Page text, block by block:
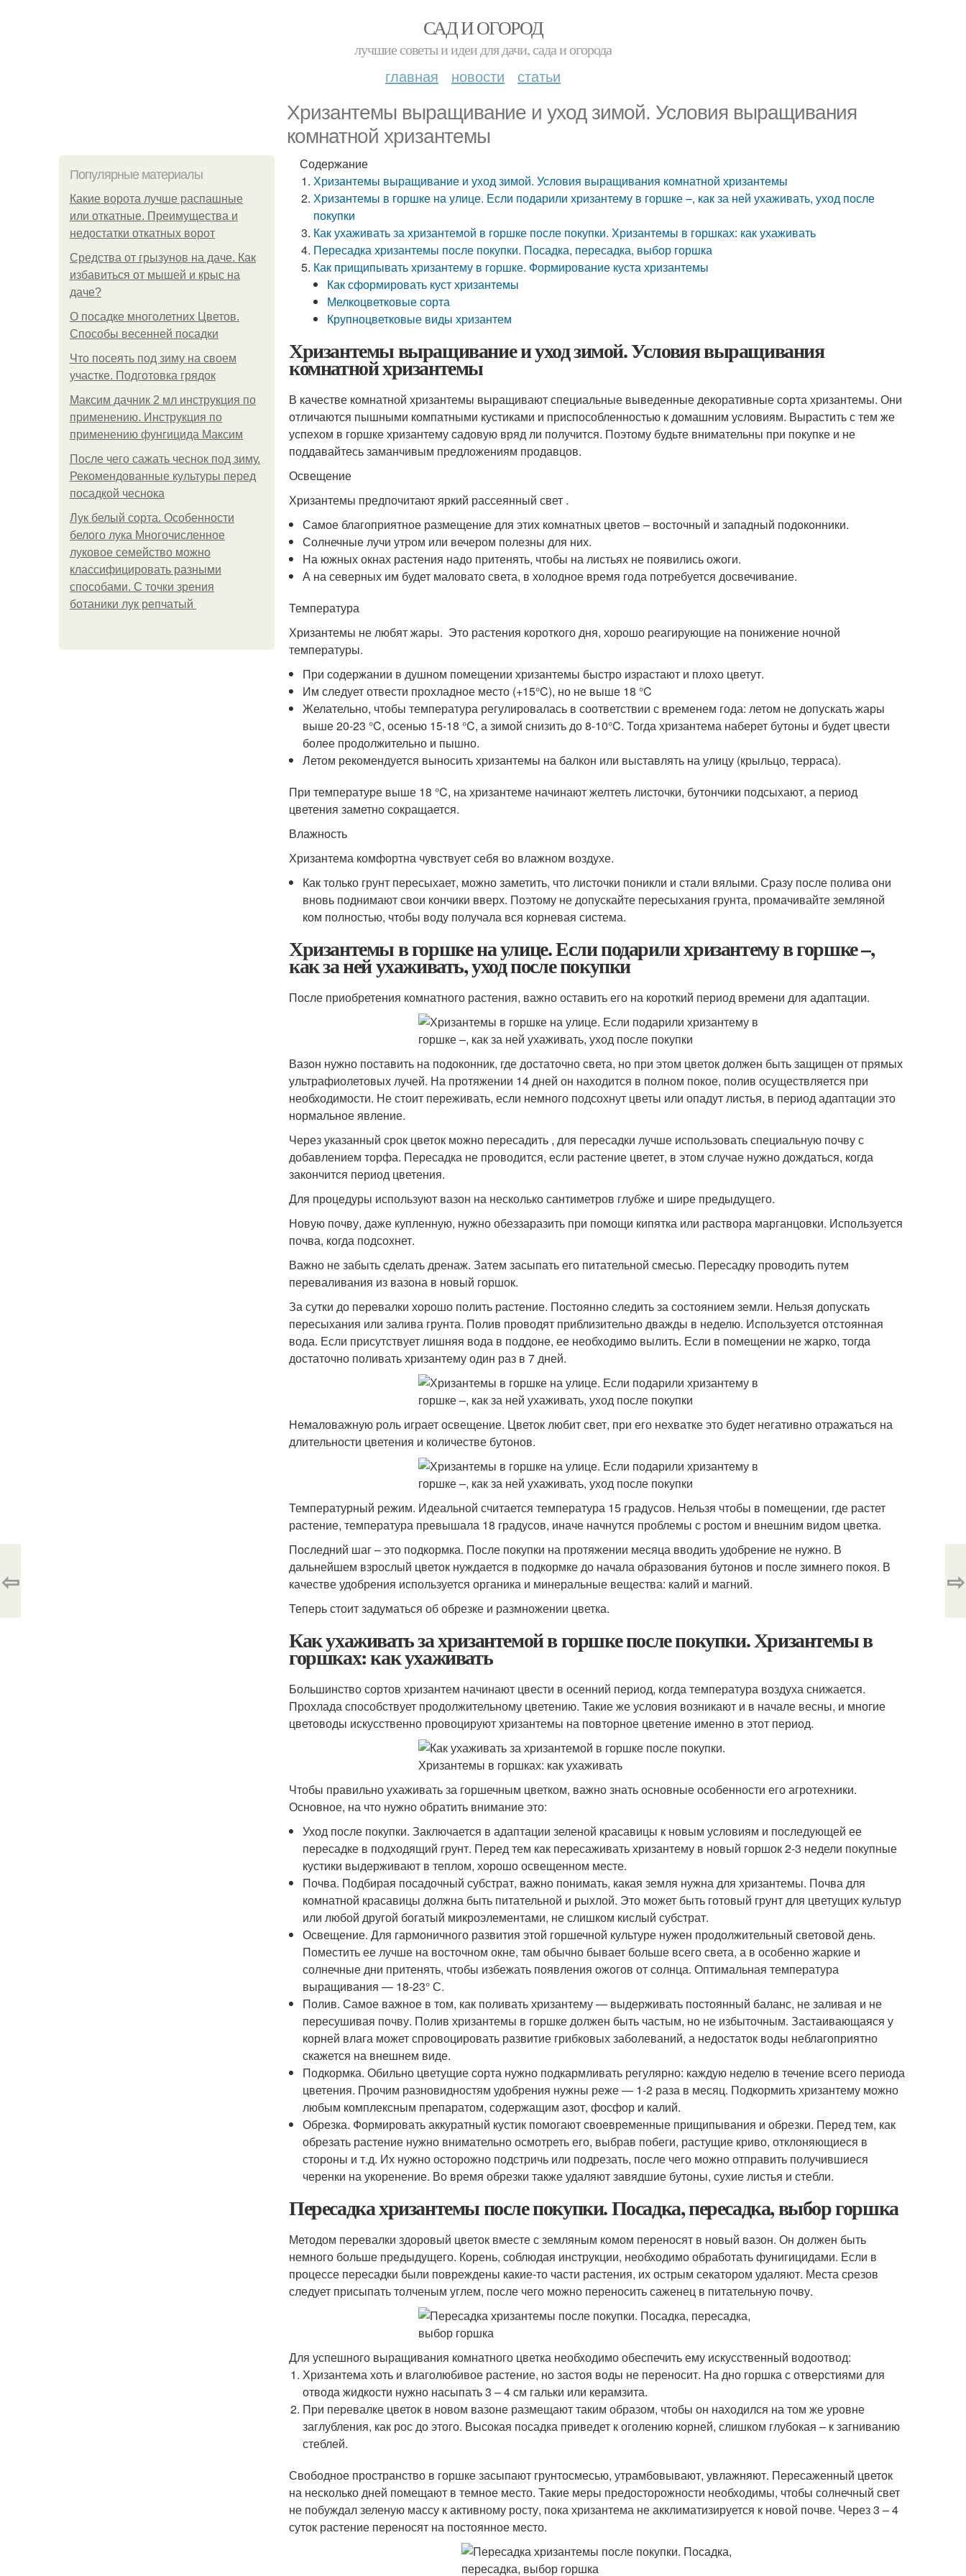
САД И ОГОРОД
лучшие советы и идеи для дачи, сада и огорода
главная новости статьи
Хризантемы выращивание и уход зимой. Условия выращивания
комнатной хризантемы
Популярные материалы
Какие ворота лучше распашные
или откатные. Преимущества и
недостатки откатных ворот
Средства от грызунов на даче. Как
избавиться от мышей и крыс на
даче?
О посадке многолетних Цветов.
Способы весенней посадки
Что посеять под зиму на своем
участке. Подготовка грядок
Максим дачник 2 мл инструкция по
применению. Инструкция по
применению фунгицида Максим
После чего сажать чеснок под зиму.
Рекомендованные культуры перед
посадкой чеснока
Лук белый сорта. Особенности
белого лука Многочисленное
луковое семейство можно
классифицировать разными
способами. С точки зрения
ботаники лук репчатый
Содержание
Хризантемы выращивание и уход зимой. Условия выращивания комнатной хризантемы
Хризантемы в горшке на улице. Если подарили хризантему в горшке –, как за ней ухаживать, уход после
покупки
Как ухаживать за хризантемой в горшке после покупки. Хризантемы в горшках: как ухаживать
Пересадка хризантемы после покупки. Посадка, пересадка, выбор горшка
Как прищипывать хризантему в горшке. Формирование куста хризантемы
Как сформировать куст хризантемы
Мелкоцветковые сорта
Крупноцветковые виды хризантем
Хризантемы выращивание и уход зимой. Условия выращивания
комнатной хризантемы
В качестве комнатной хризантемы выращивают специальные выведенные декоративные сорта хризантемы. Они
отличаются пышными компатными кустиками и приспособленностью к домашним условиям. Вырастить с тем же
успехом в горшке хризантему садовую вряд ли получится. Поэтому будьте внимательны при покупке и не
поддавайтесь заманчивым предложениям продавцов.
Освещение
Хризантемы предпочитают яркий рассеянный свет .
Самое благоприятное размещение для этих комнатных цветов – восточный и западный подоконники.
Солнечные лучи утром или вечером полезны для них.
На южных окнах растения надо притенять, чтобы на листьях не появились ожоги.
А на северных им будет маловато света, в холодное время года потребуется досвечивание.
Температура
Хризантемы не любят жары. Это растения короткого дня, хорошо реагирующие на понижение ночной
температуры.
При содержании в душном помещении хризантемы быстро израстают и плохо цветут.
Им следует отвести прохладное место (+15°C), но не выше 18 °C
Желательно, чтобы температура регулировалась в соответствии с временем года: летом не допускать жары
выше 20-23 °C, осенью 15-18 °C, а зимой снизить до 8-10°C. Тогда хризантема наберет бутоны и будет цвести
более продолжительно и пышно.
Летом рекомендуется выносить хризантемы на балкон или выставлять на улицу (крыльцо, терраса).
При температуре выше 18 °C, на хризантеме начинают желтеть листочки, бутончики подсыхают, а период
цветения заметно сокращается.
Влажность
Хризантема комфортна чувствует себя во влажном воздухе.
Как только грунт пересыхает, можно заметить, что листочки поникли и стали вялыми. Сразу после полива они
вновь поднимают свои кончики вверх. Поэтому не допускайте пересыхания грунта, промачивайте земляной
ком полностью, чтобы воду получала вся корневая система.
Хризантемы в горшке на улице. Если подарили хризантему в горшке –,
как за ней ухаживать, уход после покупки
После приобретения комнатного растения, важно оставить его на короткий период времени для адаптации.
Вазон нужно поставить на подоконник, где достаточно света, но при этом цветок должен быть защищен от прямых
ультрафиолетовых лучей. На протяжении 14 дней он находится в полном покое, полив осуществляется при
необходимости. Не стоит переживать, если немного подсохнут цветы или опадут листья, в период адаптации это
нормальное явление.
Через указанный срок цветок можно пересадить , для пересадки лучше использовать специальную почву с
добавлением торфа. Пересадка не проводится, если растение цветет, в этом случае нужно дождаться, когда
закончится период цветения.
Для процедуры используют вазон на несколько сантиметров глубже и шире предыдущего.
Новую почву, даже купленную, нужно обеззаразить при помощи кипятка или раствора марганцовки. Используется
почва, когда подсохнет.
Важно не забыть сделать дренаж. Затем засыпать его питательной смесью. Пересадку проводить путем
переваливания из вазона в новый горшок.
За сутки до перевалки хорошо полить растение. Постоянно следить за состоянием земли. Нельзя допускать
пересыхания или залива грунта. Полив проводят приблизительно дважды в неделю. Используется отстоянная
вода. Если присутствует лишняя вода в поддоне, ее необходимо вылить. Если в помещении не жарко, тогда
достаточно поливать хризантему один раз в 7 дней.
Немаловажную роль играет освещение. Цветок любит свет, при его нехватке это будет негативно отражаться на
длительности цветения и количестве бутонов.
Температурный режим. Идеальной считается температура 15 градусов. Нельзя чтобы в помещении, где растет
растение, температура превышала 18 градусов, иначе начнутся проблемы с ростом и внешним видом цветка.
Последний шаг – это подкормка. После покупки на протяжении месяца вводить удобрение не нужно. В
дальнейшем взрослый цветок нуждается в подкормке до начала образования бутонов и после зимнего покоя. В
качестве удобрения используется органика и минеральные вещества: калий и магний.
Теперь стоит задуматься об обрезке и размножении цветка.
Как ухаживать за хризантемой в горшке после покупки. Хризантемы в
горшках: как ухаживать
Большинство сортов хризантем начинают цвести в осенний период, когда температура воздуха снижается.
Прохлада способствует продолжительному цветению. Такие же условия возникают и в начале весны, и многие
цветоводы искусственно провоцируют хризантемы на повторное цветение именно в этот период.
Чтобы правильно ухаживать за горшечным цветком, важно знать основные особенности его агротехники.
Основное, на что нужно обратить внимание это:
Уход после покупки. Заключается в адаптации зеленой красавицы к новым условиям и последующей ее
пересадке в подходящий грунт. Перед тем как пересаживать хризантему в новый горшок 2-3 недели покупные
кустики выдерживают в теплом, хорошо освещенном месте.
Почва. Подбирая посадочный субстрат, важно понимать, какая земля нужна для хризантемы. Почва для
комнатной красавицы должна быть питательной и рыхлой. Это может быть готовый грунт для цветущих культур
или любой другой богатый микроэлементами, не слишком кислый субстрат.
Освещение. Для гармоничного развития этой горшечной культуре нужен продолжительный световой день.
Поместить ее лучше на восточном окне, там обычно бывает больше всего света, а в особенно жаркие и
солнечные дни притенять, чтобы избежать появления ожогов от солнца. Оптимальная температура
выращивания ― 18-23° С.
Полив. Самое важное в том, как поливать хризантему ― выдерживать постоянный баланс, не заливая и не
пересушивая почву. Полив хризантемы в горшке должен быть частым, но не избыточным. Застаивающаяся у
корней влага может спровоцировать развитие грибковых заболеваний, а недостаток воды неблагоприятно
скажется на внешнем виде.
Подкормка. Обильно цветущие сорта нужно подкармливать регулярно: каждую неделю в течение всего периода
цветения. Прочим разновидностям удобрения нужны реже ― 1-2 раза в месяц. Подкормить хризантему можно
любым комплексным препаратом, содержащим азот, фосфор и калий.
Обрезка. Формировать аккуратный кустик помогают своевременные прищипывания и обрезки. Перед тем, как
обрезать растение нужно внимательно осмотреть его, выбрав побеги, растущие криво, отклоняющиеся в
стороны и т.д. Их нужно осторожно подстричь или подрезать, после чего можно отправить получившиеся
черенки на укоренение. Во время обрезки также удаляют завядшие бутоны, сухие листья и стебли.
Пересадка хризантемы после покупки. Посадка, пересадка, выбор горшка
Методом перевалки здоровый цветок вместе с земляным комом переносят в новый вазон. Он должен быть
немного больше предыдущего. Корень, соблюдая инструкции, необходимо обработать фунигицидами. Если в
процессе пересадки были повреждены какие-то части растения, их острым секатором удаляют. Места срезов
следует присыпать толченым углем, после чего можно переносить саженец в питательную почву.
Для успешного выращивания комнатного цветка необходимо обеспечить ему искусственный водоотвод:
Хризантема хоть и влаголюбивое растение, но застоя воды не переносит. На дно горшка с отверстиями для
отвода жидкости нужно насыпать 3 – 4 см гальки или керамзита.
При перевалке цветок в новом вазоне размещают таким образом, чтобы он находился на том же уровне
заглубления, как рос до этого. Высокая посадка приведет к оголению корней, слишком глубокая – к загниванию
стеблей.
Свободное пространство в горшке засыпают грунтосмесью, утрамбовывают, увлажняют. Пересаженный цветок
на несколько дней помещают в темное место. Такие меры предосторожности необходимы, чтобы солнечный свет
не побуждал зеленую массу к активному росту, пока хризантема не акклиматизируется к новой почве. Через 3 – 4
суток растение переносят на постоянное место.
⇦ ⇨